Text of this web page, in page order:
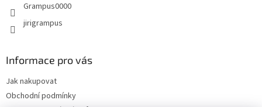
Grampus0000
jirigrampus
Informace pro vás
Jak nakupovat
Obchodní podmínky